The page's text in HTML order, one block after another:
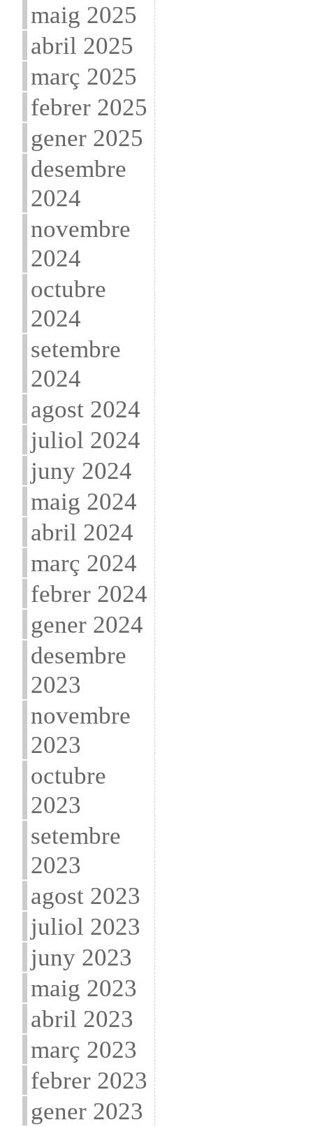
maig 2025
abril 2025
març 2025
febrer 2025
gener 2025
desembre
2024
novembre
2024
octubre
2024
setembre
2024
agost 2024
juliol 2024
juny 2024
maig 2024
abril 2024
març 2024
febrer 2024
gener 2024
desembre
2023
novembre
2023
octubre
2023
setembre
2023
agost 2023
juliol 2023
juny 2023
maig 2023
abril 2023
març 2023
febrer 2023
gener 2023